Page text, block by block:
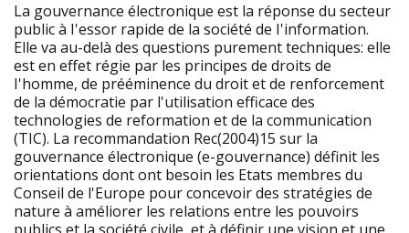
La gouvernance électronique est la réponse du secteur
public à I'essor rapide de la société de I'information.
Elle va au-delà des questions purement techniques: elle
est en effet régie par les principes de droits de
I'homme, de prééminence du droit et de renforcement
de la démocratie par l'utilisation efficace des
technologies de reformation et de la communication
(TIC). La recommandation Rec(2004)15 sur la
gouvernance électronique (e-gouvernance) définit les
orientations dont ont besoin les Etats membres du
Conseil de l'Europe pour concevoir des stratégies de
nature à améliorer les relations entre les pouvoirs